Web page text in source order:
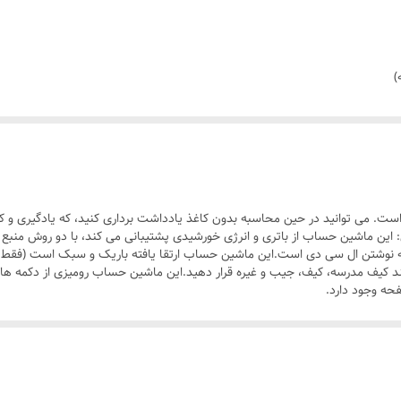
توانید در حین محاسبه بدون کاغذ یادداشت برداری کنید، که یادگیری و
تر است.قدرت دوگانه و صفحه نمایش 12 رقمی: این ماشین حساب از باتری و انرژی خورشیدی پشتیبانی می
کیف مدرسه، کیف، جیب و غیره قرار دهید.این ماشین حساب رومیزی از دکمه
وجود دارد.